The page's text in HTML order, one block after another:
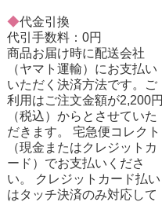
◆代金引換
代引手数料：0円
商品お届け時に配送会社
（ヤマト運輸）にお支払い
いただく決済方法です。ご
利用はご注文金額が2,200円
（税込）からとさせていた
だきます。 宅急便コレクト
（現金またはクレジットカ
ード）でお支払いくださ
い。 クレジットカード払い
はタッチ決済のみ対応して